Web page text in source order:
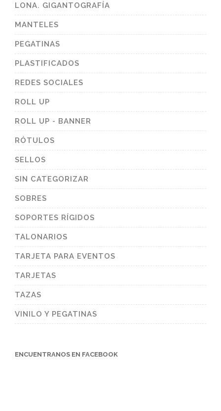
LONA. GIGANTOGRAFÍA
MANTELES
PEGATINAS
PLASTIFICADOS
REDES SOCIALES
ROLL UP
ROLL UP - BANNER
RÓTULOS
SELLOS
SIN CATEGORIZAR
SOBRES
SOPORTES RÍGIDOS
TALONARIOS
TARJETA PARA EVENTOS
TARJETAS
TAZAS
VINILO Y PEGATINAS
ENCUENTRANOS EN FACEBOOK